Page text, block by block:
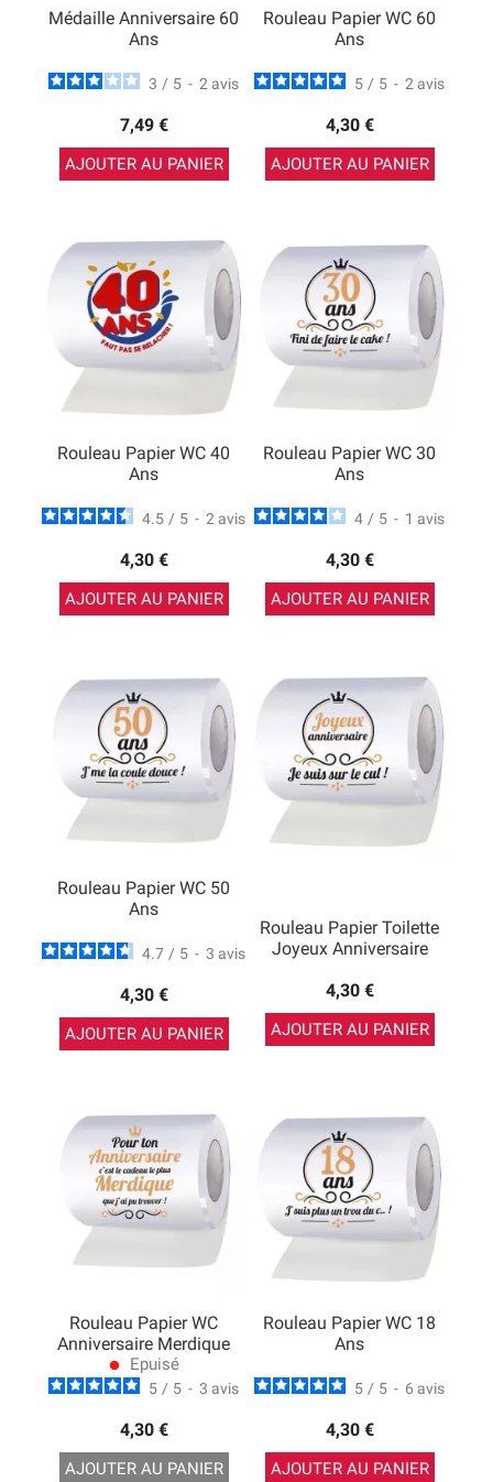
Médaille Anniversaire 60
Ans
3 / 5 - 2 avis
7,49 €
AJOUTER AU PANIER
Rouleau Papier WC 60
Ans
5 / 5 - 2 avis
4,30 €
AJOUTER AU PANIER
Rouleau Papier WC 40
Ans
4.5 / 5 - 2 avis
4,30 €
AJOUTER AU PANIER
Rouleau Papier WC 30
Ans
4 / 5 - 1 avis
4,30 €
AJOUTER AU PANIER
Rouleau Papier WC 50
Ans
4.7 / 5 - 3 avis
4,30 €
AJOUTER AU PANIER
Rouleau Papier Toilette
Joyeux Anniversaire
4,30 €
AJOUTER AU PANIER
Rouleau Papier WC
Anniversaire Merdique
lens Epuisé
5 / 5 - 3 avis
4,30 €
AJOUTER AU PANIER
Rouleau Papier WC 18
Ans
5 / 5 - 6 avis
4,30 €
AJOUTER AU PANIER